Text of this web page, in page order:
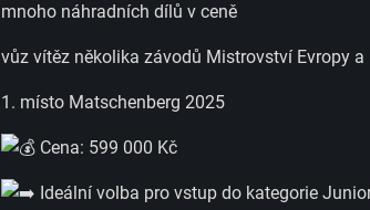
mnoho náhradních dílů v ceně
vůz vítěz několika závodů Mistrovství Evropy
1. místo Matschenberg 2025
Cena: 599 000 Kč
Ideální volba pro vstup do kategorie